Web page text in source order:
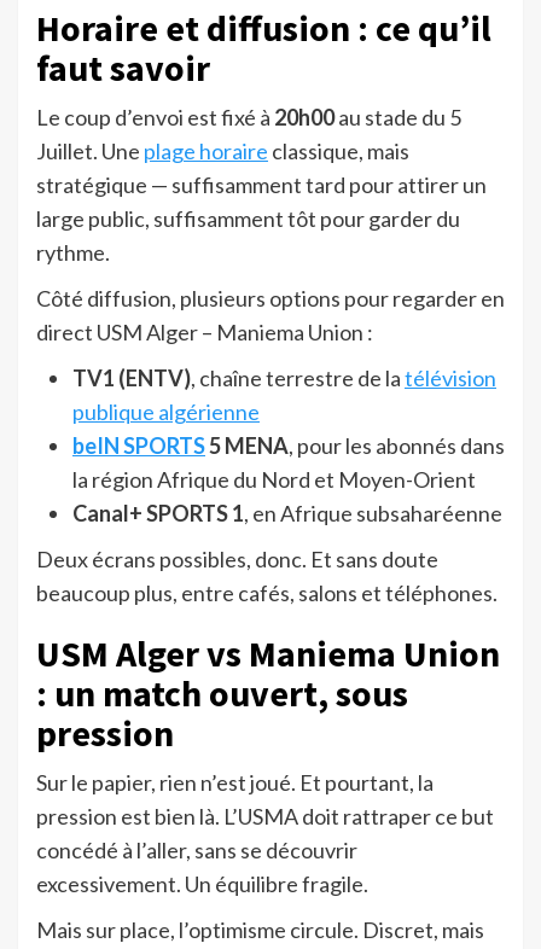
Horaire et diffusion : ce qu’il
faut savoir
Le coup d’envoi est fixé à 20h00au stade du 5
Juillet. Une plage horaire classique, mais
stratégique — suffisamment tard pour attirer un
large public, suffisamment tôt pour garder du
rythme.
Côté diffusion, plusieurs options pour regarder en
direct USM Alger – Maniema Union :
TV1 (ENTV), chaîne terrestre de latélévision
publique algérienne
beIN SPORTS5 MENA, pour les abonnés dans
la région Afrique du Nord et Moyen-Orient
Canal+ SPORTS 1, en Afrique subsaharéenne
Deux écrans possibles, donc. Et sans doute
beaucoup plus, entre cafés, salons et téléphones.
USM Alger vs Maniema Union
: un match ouvert, sous
pression
Sur le papier, rien n’est joué. Et pourtant, la
pression est bien là. L’USMA doit rattraper ce but
concédé à l’aller, sans se découvrir
excessivement. Un équilibre fragile.
Mais sur place, l’optimisme circule. Discret, mais